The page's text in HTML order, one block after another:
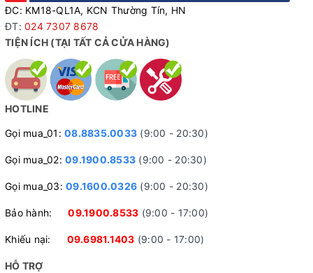
Đùi đĩa nhôm 34-50T dễ dàng điều chỉnh tốc độ
Trang bị an toàn
Xe được trang bị phanh đĩa cơ cho lực hãm ổn định và an
toàn trong mọi điều kiện thời tiết. Bộ vành nhôm 2 lớp
bám đường tốt, giảm ma sát và tăng độ êm khi di chuyển
đường dài. Các chi tiết như tay lái, pô-tăng, cọc yên nhôm
đạn và mayer nhôm giúp xe lướt êm, vận hành nhẹ và bền
bỉ theo thời gian.
ĐC: KM18-QL1A, KCN Thường Tín, HN
ĐT: 024 7307 8678
TIỆN ÍCH (TẠI TẤT CẢ CỬA HÀNG)
HOTLINE
Gọi mua_01: 08.8835.0033 (9:00 - 20:30)
Gọi mua_02: 09.1900.8533 (9:00 - 20:30)
Gọi mua_03: 09.1600.0326 (9:00 - 20:30)
Bảo hành:09.1900.8533 (9:00 - 17:00)
Khiếu nại: 09.6981.1403 (9:00 - 17:00)
HỖ TRỢ